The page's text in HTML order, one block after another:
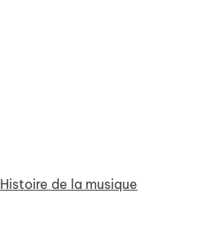
Histoire de la musique